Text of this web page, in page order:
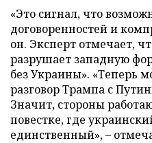
«Это сигнал, что
договоренностей и
он. Эксперт отмечает,
разрушает западную
без Украины». «Теперь
разговор Трампа с
Значит, стороны
повестке, где
единственный», –